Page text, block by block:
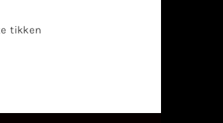
tikken